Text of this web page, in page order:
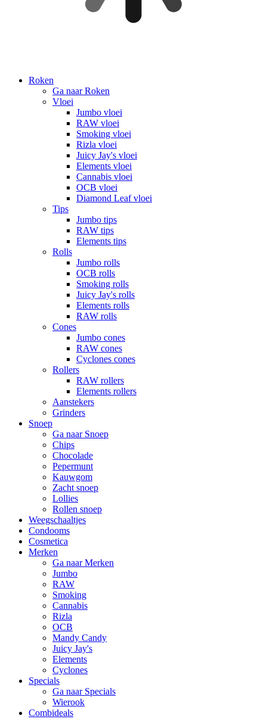
Roken
Ga naar Roken
Vloei
Jumbo vloei
RAW vloei
Smoking vloei
Rizla vloei
Juicy Jay's vloei
Elements vloei
Cannabis vloei
OCB vloei
Diamond Leaf vloei
Tips
Jumbo tips
RAW tips
Elements tips
Rolls
Jumbo rolls
OCB rolls
Smoking rolls
Juicy Jay's rolls
Elements rolls
RAW rolls
Cones
Jumbo cones
RAW cones
Cyclones cones
Rollers
RAW rollers
Elements rollers
Aanstekers
Grinders
Snoep
Ga naar Snoep
Chips
Chocolade
Pepermunt
Kauwgom
Zacht snoep
Lollies
Rollen snoep
Weegschaaltjes
Condooms
Cosmetica
Merken
Ga naar Merken
Jumbo
RAW
Smoking
Cannabis
Rizla
OCB
Mandy Candy
Juicy Jay's
Elements
Cyclones
Specials
Ga naar Specials
Wierook
Combideals